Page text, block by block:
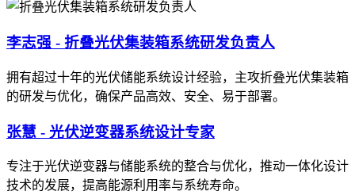
李志强 - 折叠光伏集装箱系统研发负责人
拥有超过十年的光伏储能系统设计经验，主攻折叠光伏集装箱
的研发与优化，确保产品高效、安全、易于部署。
张慧 - 光伏逆变器系统设计专家
专注于光伏逆变器与储能系统的整合与优化，推动一体化设计
技术的发展，提高能源利用率与系统寿命。